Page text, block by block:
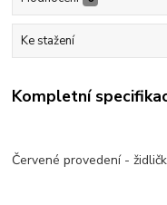
Ke stažení
Kompletní
Červené provedení -